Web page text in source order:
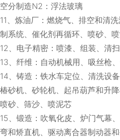
空分制造N2：浮法玻璃
11、炼油厂：燃烧气、排空和清
制系统、催化剂再循环、喷砂、
12、电子精密：喷漆、组装、清
13、纤维：自动机械用、吸丝枪
14、铸造：铁水车定位、清洗设
椿砂机、砂轮机、起吊葫芦和升
喷砂、筛沙、喷泥芯
15、锻造：吹氧化皮、炉门气幕
弯和矫直机、驱动离合器制动器